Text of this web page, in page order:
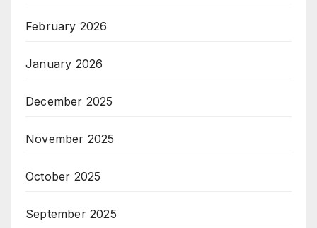
February 2026
January 2026
December 2025
November 2025
October 2025
September 2025